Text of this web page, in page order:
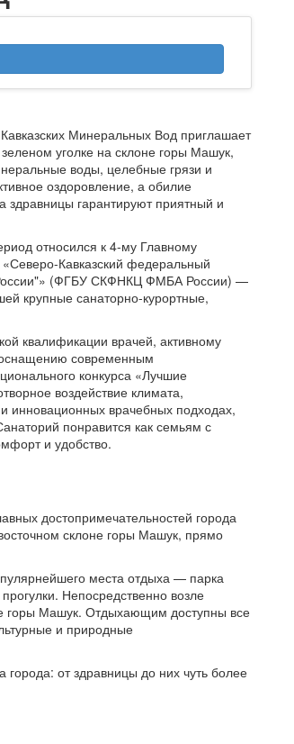
Минеральных Вод приглашает
уголке на склоне горы Машук,
воды, целебные грязи и
оздоровление, а обилие
здравницы гарантируют приятный и
относился к 4-му Главному
Кавказский федеральный
России"» (ФГБУ СКФНКЦ ФМБА России) —
крупные санаторно-курортные,
квалификации врачей, активному
современным
конкурса «Лучшие
воздействие климата,
врачебных подходах,
понравится как семьям с
и удобство.
достопримечательностей города
склоне горы Машук, прямо
места отдыха — парка
Непосредственно возле
горы Машук. Отдыхающим доступны все
и природные
города: от здравницы до них чуть более